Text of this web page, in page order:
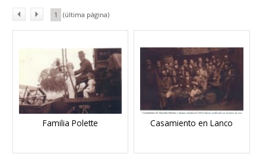
Familia Polette Casamiento en Lanco
1